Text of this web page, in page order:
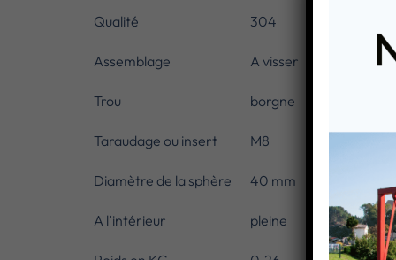
Qualité 304
Assemblage A visser
Trou borgne
Taraudage ou insert M8
Diamètre de la sphère 40 mm
A l’intérieur pleine